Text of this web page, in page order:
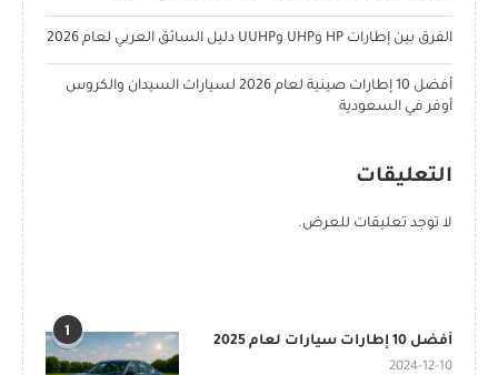
الفرق بين إطارات HP وUHP وUUHP دليل السائق العربي لعام 2026
أفضل 10 إطارات صينية لعام 2026 لسيارات السيدان والكروس
أوفر في السعودية
التعليقات
لا توجد تعليقات للعرض.
1
أفضل 10 إطارات سيارات لعام 2025
2024-12-10